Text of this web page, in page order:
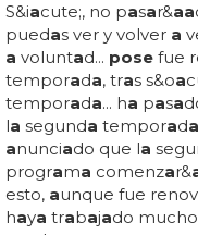
S&iacute;, no pasar&aa
puedas ver y volver a
a voluntad... pose fue
temporada, tras s&oa
temporada... ha pasa
la segunda temporada
anunciado que la
programa comenzar&
esto, aunque fue renov
haya trabajado